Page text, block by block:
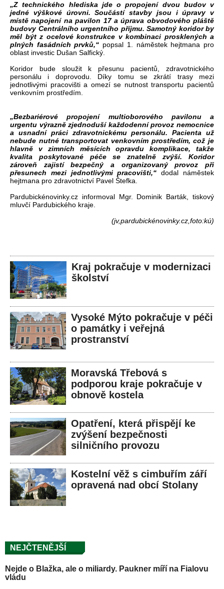
„Z technického hlediska jde o propojení dvou budov v
jedné výškové úrovni. Součástí stavby jsou i úpravy v
místě napojení na pavilon 17 a úprava obvodového pláště
budovy Centrálního urgentního příjmu. Samotný koridor by
měl být z ocelové konstrukce v kombinaci prosklených a
plných fasádních prvků,“ popsal 1. náměstek hejtmana pro
oblast investic Dušan Salfický.
Koridor bude sloužit k přesunu pacientů, zdravotnického
personálu i doprovodu. Díky tomu se zkrátí trasy mezi
jednotlivými pracovišti a omezí se nutnost transportu pacientů
venkovním prostředím.
„Bezbariérové propojení multioborového pavilonu a
urgentu výrazně zjednoduší každodenní provoz nemocnice
a usnadní práci zdravotnickému personálu. Pacienta už
nebude nutné transportovat venkovním prostředím, což je
hlavně v zimních měsících opravdu komplikace, takže
kvalita poskytované péče se znatelně zvýší. Koridor
zároveň zajistí bezpečný a organizovaný provoz při
přesunech mezi jednotlivými pracovišti,“dodal náměstek
hejtmana pro zdravotnictví Pavel Štefka.
Pardubickénovinky.cz informoval Mgr. Dominik Barták, tiskový
mluvčí Pardubického kraje.
(jv,pardubickénovinky.cz,foto:kú)
Kraj pokračuje v modernizaci
školství
Vysoké Mýto pokračuje v péči
o památky i veřejná
prostranství
Moravská Třebová s
podporou kraje pokračuje v
obnově kostela
Opatření, která přispějí ke
zvýšení bezpečnosti
silničního provozu
Kostelní věž s cimbuřím září
opravená nad obcí Stolany
NEJČTENĚJŠÍ
Nejde o Blažka, ale o miliardy. Paukner míří na Fialovu
vládu